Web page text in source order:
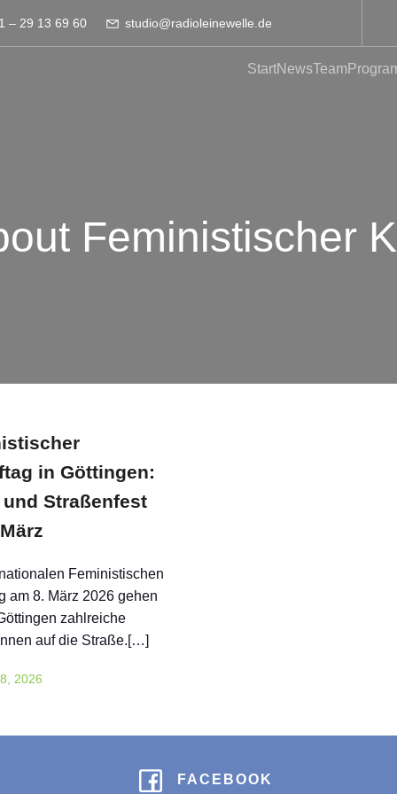
– 29 13 69 60 studio@radioleinewelle.de
StartNewsTeam
Feministischer
in Göttingen:
und Straßenfest
Feministischen
am 8. März 2026 gehen
zahlreiche
auf die Straße.[…]
2026
FACEBOOK